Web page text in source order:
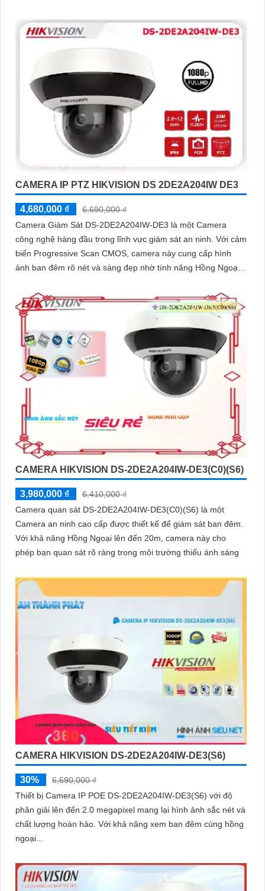
CAMERA IP PTZ HIKVISION DS 2DE2A204IW DE3
4,680,000 ₫
6,690,000 ₫
Camera Giám Sát DS-2DE2A204IW-DE3 là một Camera
công nghệ hàng đầu trong lĩnh vực giám sát an ninh. Với cảm
biến Progressive Scan CMOS, camera này cung cấp hình
ảnh ban đêm rõ nét và sáng đẹp nhờ tính năng Hồng Ngoại
CAMERA HIKVISION DS-2DE2A204IW-DE3(C0)(S6)
3,980,000 ₫
6,410,000 ₫
Camera quan sát DS-2DE2A204IW-DE3(C0)(S6) là một
Camera an ninh cao cấp được thiết kế để giám sát ban đêm.
Với khả năng Hồng Ngoại lên đến 20m, camera này cho
phép bạn quan sát rõ ràng trong môi trường thiếu ánh sáng
CAMERA HIKVISION DS-2DE2A204IW-DE3(S6)
30%
6,690,000 ₫
Thiết bị Camera IP POE DS-2DE2A204IW-DE3(S6) với độ
phân giải lên đến 2.0 megapixel mang lại hình ảnh sắc nét và
chất lượng hoàn hảo. Với khả năng xem ban đêm cùng hồng
ngoại...